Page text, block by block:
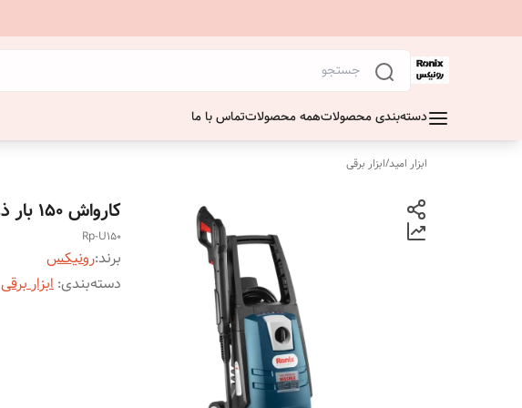
دسته‌بندی محصولاتهمه محصولاتتماس با ما
ابزار امید/ابزار برقی
کارواش ۱۵۰ بار ذغالی ۱۸۰۰ وات رونیکس مدل Rp-u150
Rp-U150
برند:رونیکس
دسته‌بندی: ابزار برقی